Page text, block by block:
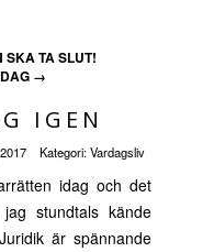
SKA TA SLUT!
→
IGEN
Kategori:Vardagsliv
idag och det
stundtals kände
är spännande